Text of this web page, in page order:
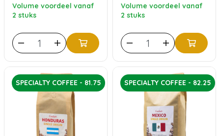
Volume voordeel vanaf
2 stuks
Volume voordeel vanaf
2 stuks
SPECIALTY COFFEE - 81.75 SPECIALTY COFFEE - 82.25